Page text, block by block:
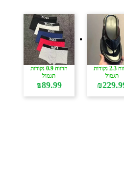
הרווח 2.3 נקודות
תגמול
₪
הרווח 0.9 נקודות
תגמול
₪89.99